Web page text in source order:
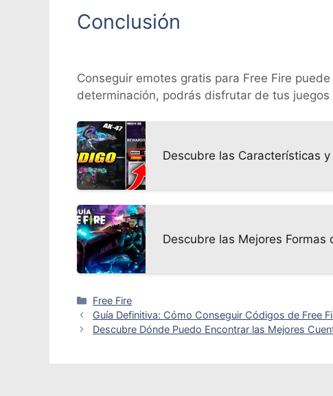
Conclusión
Conseguir emotes gratis para Free Fire
determinación, podrás disfrutar de tus
Descubre las Características
Descubre las Mejores Formas
Categorías
Free Fire
Guía Definitiva: Cómo Conseguir Códigos de Free
Descubre Dónde Puedo Encontrar las Mejores